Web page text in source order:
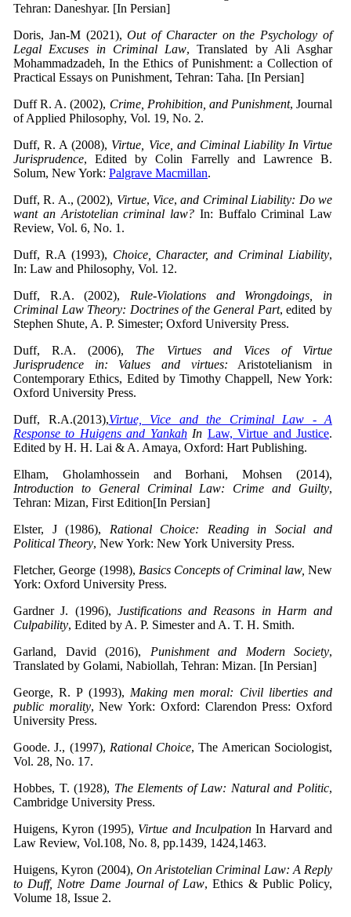
Tehran: Daneshyar. [In Persian]
Doris, Jan-M (2021),Out of Character on the Psychology of
Legal Excuses in Criminal Law, Translated by Ali Asghar
Mohammadzadeh, In the Ethics of Punishment: a Collection of
Practical Essays on Punishment, Tehran: Taha. [In Persian]
Duff R. A. (2002), Crime, Prohibition, and Punishment, Journal
of Applied Philosophy, Vol. 19, No. 2.
Duff, R. A (2008), Virtue, Vice, and Ciminal Liability In Virtue
Jurisprudence, Edited by Colin Farrelly and Lawrence B.
Solum, New York: Palgrave Macmillan.
Duff, R. A., (2002), Virtue, Vice,and Criminal Liability: Do we
want an Aristotelian criminal law? In: Buffalo Criminal Law
Review, Vol. 6, No. 1.
Duff, R.A (1993), Choice, Character, and Criminal Liability,
In: Law and Philosophy, Vol. 12.
Duff, R.A. (2002), Rule-Violations and Wrongdoings, in
Criminal Law Theory: Doctrines of the General Part, edited by
Stephen Shute, A. P. Simester; Oxford University Press.
Duff, R.A. (2006), The Virtues and Vices of Virtue
Jurisprudence in: Values and virtues: Aristotelianism in
Contemporary Ethics, Edited by Timothy Chappell, New York:
Oxford University Press.
Duff, R.A.(2013),Virtue, Vice and the Criminal Law - A
Response to Huigens and Yankah In Law, Virtue and Justice.
Edited by H. H. Lai & A. Amaya, Oxford: Hart Publishing.
Elham, Gholamhossein and Borhani, Mohsen (2014),
Introduction to General Criminal Law:
Crime and Guilty,
Tehran: Mizan, First Edition[In Persian]
Elster, J (1986), Rational Choice: Reading in Social and
Political Theory, New York: New York University Press.
Fletcher, George (1998), Basics Concepts of Criminal law, New
York: Oxford University Press.
Gardner J. (1996), Justifications and Reasons in Harm and
Culpability, Edited by A. P. Simester and A. T. H. Smith.
Garland, David (2016), Punishment and Modern Society,
Translated by Golami, Nabiollah, Tehran: Mizan. [In Persian]
George, R. P (1993), Making men moral: Civil liberties and
public morality, New York: Oxford: Clarendon Press: Oxford
University Press.
Goode. J., (1997), Rational Choice, The American Sociologist,
Vol. 28, No. 17.
Hobbes, T. (1928), The Elements of Law: Natural and Politic,
Cambridge University Press.
Huigens, Kyron (1995), Virtue and Inculpation In Harvard and
Law Review, Vol.108, No. 8, pp.1439, 1424,1463.
Huigens, Kyron (2004), On Aristotelian Criminal Law: A Reply
to Duff, Notre Dame Journal of Law, Ethics & Public Policy,
Volume 18, Issue 2.